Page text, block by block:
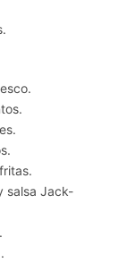
salsa Jack-